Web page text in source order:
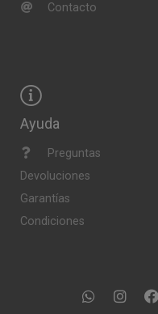
Contacto
Ayuda
Preguntas
Devoluciones
Garantías
Condiciones